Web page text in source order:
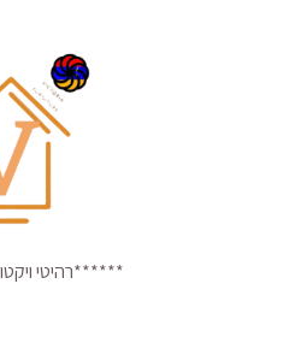
******רהיטי